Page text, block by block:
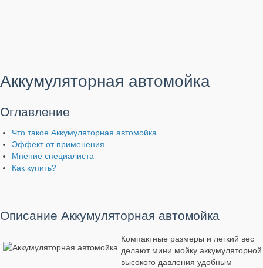
Аккумуляторная автомойка
Оглавление
Что такое Аккумуляторная автомойка
Эффект от применения
Мнение специалиста
Как купить?
Описание Аккумуляторная автомойка
Компактные размеры и легкий вес
делают мини мойку аккумуляторной
высокого давления удобным